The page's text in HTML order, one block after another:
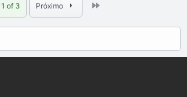
1 of 3 Próximo